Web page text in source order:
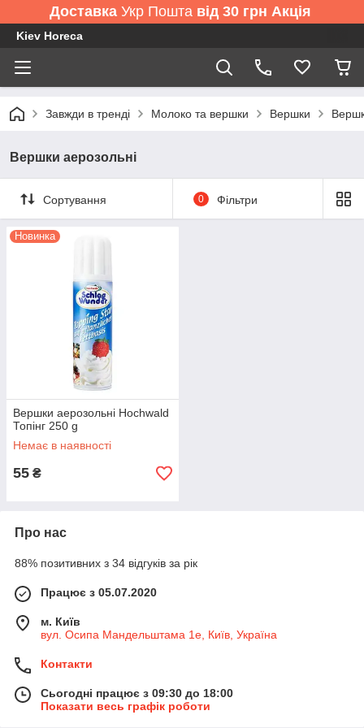
ДоставкаУкр Пошта від 30 грн Акція
Kiev Horeca
Завжди в тренді Молоко та вершки Вершки
Вершки аерозольні
Сортування 0 Фільтри
Новинка
Вершки аерозольні Hochwald
Топінг 250 g
Немає в наявності
55 ₴
Про нас
88% позитивних з 34 відгуків за рік
Працює з 05.07.2020
м. Київ
вул. Осипа Мандельштама 1е, Київ, Україна
Контакти
Сьогодні працює з 09:30 до 18:00
Показати весь графік роботи